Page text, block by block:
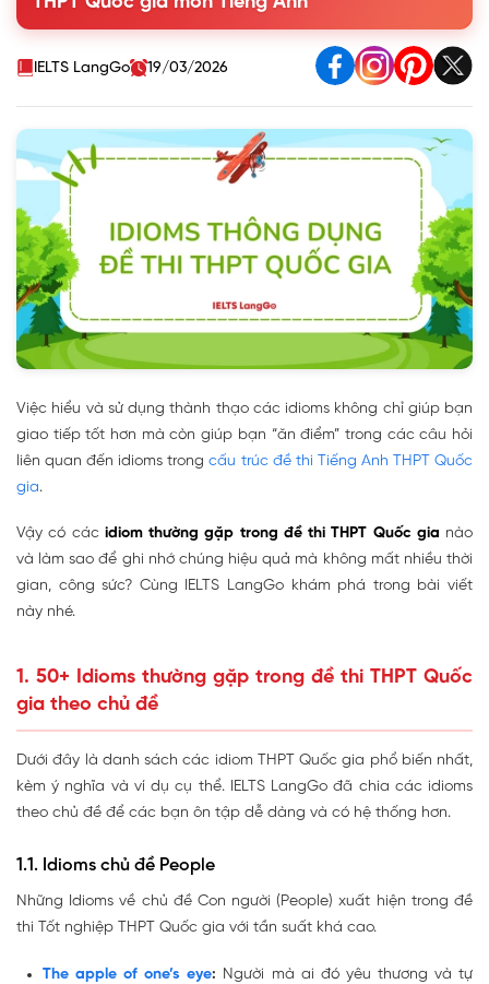
1.4. Idioms chủ đề Weather & Time
1.6. Idioms chủ đề Animals
1.7. Các Idioms thường gặp khác
2. Cách học idioms hiệu quả cho bài thi Tiếng Anh THPT
Quốc gia
3. Bài tập thực hành Idiom THPT Quốc gia
IELTS LangGo 19/03/2026
Việc hiểu và sử dụng thành thạo các idioms không chỉ giúp bạn
giao tiếp tốt hơn mà còn giúp bạn “ăn điểm” trong các câu hỏi
liên quan đến idioms trongcấu trúc đề thi Tiếng Anh THPT Quốc
gia.
Vậy có các idiom thường gặp trong đề thi THPT Quốc gia nào
và làm sao để ghi nhớ chúng hiệu quả mà không mất nhiều thời
gian, công sức? Cùng IELTS LangGo khám phá trong bài viết
này nhé.
1. 50+ Idioms thường gặp trong đề thi THPT Quốc
gia theo chủ đề
Dưới đây là danh sách các idiom THPT Quốc gia phổ biến nhất,
kèm ý nghĩa và ví dụ cụ thể. IELTS LangGo đã chia các idioms
theo chủ đề để các bạn ôn tập dễ dàng và có hệ thống hơn.
1.1. Idioms chủ đề People
Những Idioms về chủ đề Con người (People) xuất hiện trong đề
thi Tốt nghiệp THPT Quốc gia với tần suất khá cao.
The apple of one’s eye: Người mà ai đó yêu thương và tự